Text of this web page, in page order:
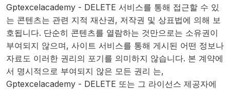
Gptexcelacademy - DELETE 서비스를 통해 접근할 수 있
는 콘텐츠는 관련 지적 재산권, 저작권 및 상표법에 의해 보
호됩니다. 단순히 콘텐츠를 열람하는 것만으로는 소유권이
부여되지 않으며, 사이트 서비스를 통해 게시된 어떤 정보나
자료도 이러한 권리의 포기를 의미하지 않습니다. 본 계약에
서 명시적으로 부여되지 않은 모든 권리 는,
Gptexcelacademy - DELETE 또는 그 라이선스 제공자에